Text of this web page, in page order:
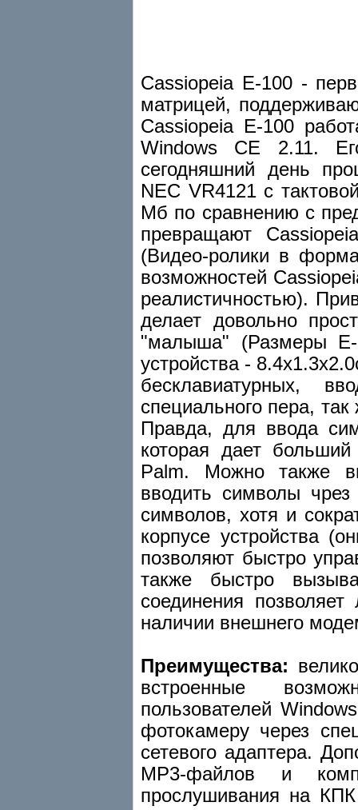
Cassiopeia E-100 -
матрицей,
Cassiopeia E-100
Windows CE 2.11.
сегодняшний день
NEC VR4121 с
Мб по сравнению с
превращают
(Видео-ролики в
возможностей
реалистичностью).
делает довольно
"малыша" (Размеры E-
устройства -
бесклавиатурных,
специального пера,
Правда, для ввода
которая дает
Palm. Можно также
вводить символы
символов, хотя и
корпусе устройства
позволяют быстро
также быстро
соединения
наличии внешнего
Преимущества:
встроенные
пользователей
фотокамеру через
сетевого адаптера.
MP3-файлов и
прослушивания на